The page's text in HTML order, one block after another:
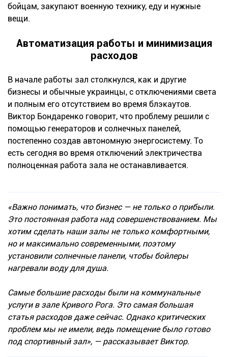
бойцам, закупают военную технику, еду и нужные
вещи.
Автоматизация работы и минимизация
расходов
В начале работы зал столкнулся, как и другие
бизнесы и обычные украинцы, с отключениями света
и полным его отсутствием во время блэкаутов.
Виктор Бондаренко говорит, что проблему решили с
помощью генераторов и солнечных панелей,
постепенно создав автономную энергосистему. То
есть сегодня во время отключений электричества
полноценная работа зала не останавливается.
«Важно понимать, что бизнес — не только о прибыли.
Это постоянная работа над совершенствованием. Мы
хотим сделать наши залы не только комфортными,
но и максимально современными, поэтому
установили солнечные панели, чтобы бойлеры
нагревали воду для душа.
Самые большие расходы были на коммунальные
услуги в зале Кривого Рога. Это самая большая
статья расходов даже сейчас. Однако критических
проблем мы не имели, ведь помещение было готово
под спортивный зал», — рассказывает Виктор.